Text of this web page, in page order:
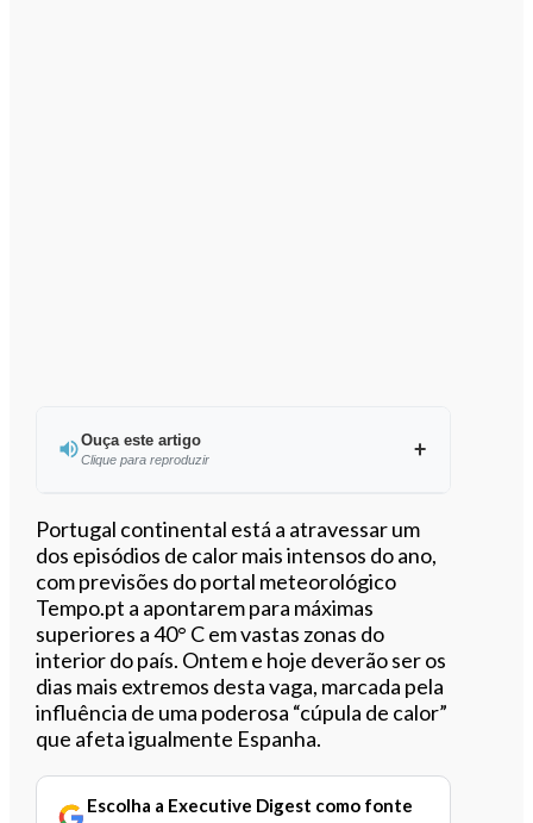
Ouça este artigo
Clique para reproduzir
Ouvir este artigo
Portugal continental está a atravessar um
dos episódios de calor mais intensos do ano,
com previsões do portal meteorológico
Tempo.pt a apontarem para máximas
superiores a 40° C em vastas zonas do
interior do país. Ontem e hoje deverão ser os
dias mais extremos desta vaga, marcada pela
influência de uma poderosa “cúpula de calor”
que afeta igualmente Espanha.
Escolha a Executive Digest como fonte